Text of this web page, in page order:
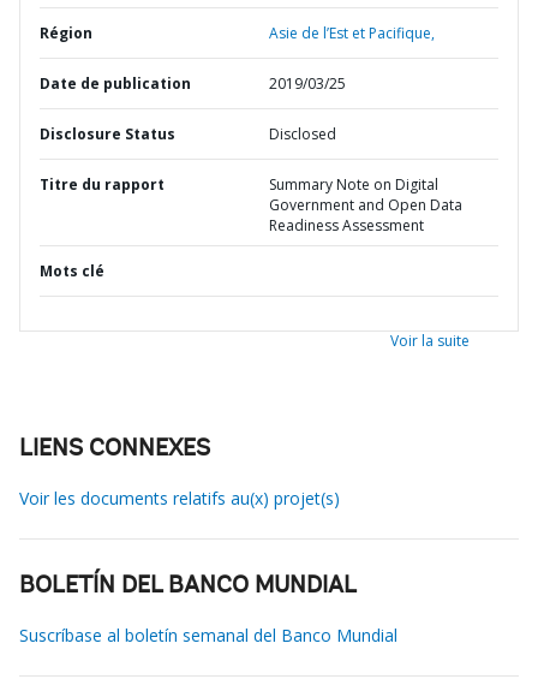
Région Asie de l’Est et Pacifique,
Date de publication 2019/03/25
Disclosure Status Disclosed
Titre du rapport
Summary Note on Digital
Government and Open Data
Readiness Assessment
Mots clé
Voir la suite
LIENS CONNEXES
Voir les documents relatifs au(x) projet(s)
BOLETÍN DEL BANCO MUNDIAL
Suscríbase al boletín semanal del Banco Mundial